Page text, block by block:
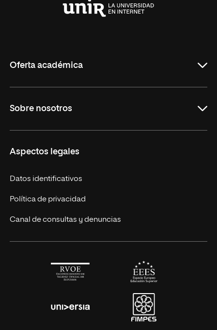
Oferta académica
Licenciaturas en línea
Másteres Europeos
Cursos Europeos
Títulos Americanos
Alianza Newman
Sobre nosotros
Nuestros alumnos
Únete a nosotros
Actualidad
Solicita información
Aspectos legales
Datos identificativos
Política de privacidad
Canal de consultas y denuncias